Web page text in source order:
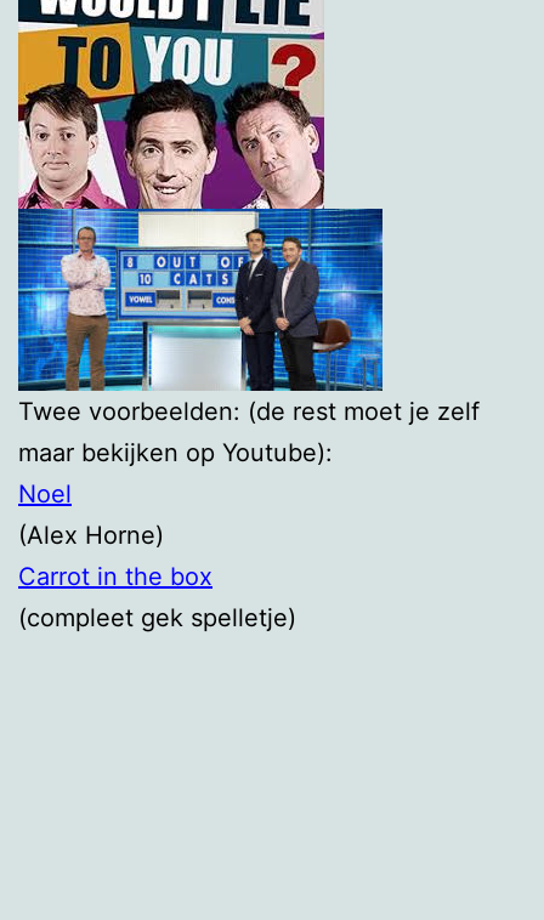
Twee voorbeelden: (de rest moet je zelf
maar bekijken op Youtube):
Noel
(Alex Horne)
Carrot in the box
(compleet gek spelletje)